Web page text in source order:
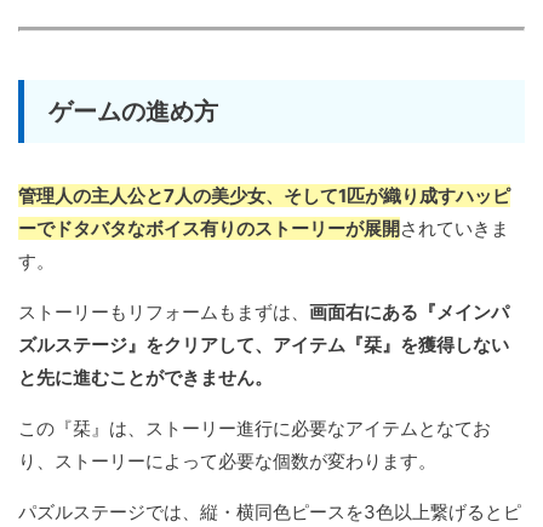
ゲームの進め方
管理人の主人公と7人の美少女、そして1匹が織り成すハッピ
ーでドタバタなボイス有りのストーリーが展開 されていきま
す。
ストーリーもリフォームもまずは、 画面右にある『メインパ
ズルステージ』をクリアして、アイテム『栞』を獲得しない
と先に進むことができません。
この『栞』は、ストーリー進行に必要なアイテムとなてお
り、ストーリーによって必要な個数が変わります。
パズルステージでは、縦・横同色ピースを3色以上繋げるとピ